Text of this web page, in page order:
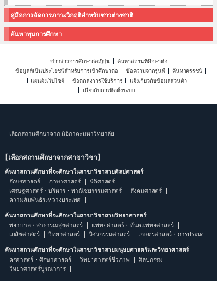
คู่มือการจัดการภาวะวิกฤติสำหรับชาวต่างชาติ
ค้นหาทุนการศึกษา
ข่าวสารการศึกษาต่อญี่ปุ่น
ค้นหาสถานที่ศึกษาต่อ
ข้อมูลที่เป็นประโยชน์สำหรับการเข้าศึกษาต่อ
ข้อความจากรุ่นพี่
ค้นหาดรรชนี
แผนผังเว็บไซต์
ข้อตกลงการใช้บริการ
แจ้งเกี่ยวกับข้อมูลส่วนตัว
เกี่ยวกับการติดตั้งระบบ
เลือกสถานศึกษาจาก นิอิกาตะมหาวิทยาลัย
【เลือกสถานศึกษาจากสาขาวิชา】
ค้นหาสถานศึกษาที่จะศึกษาในสาขาวิชาสายศิลปศาสตร์
อักษรศาสตร์
ภาษาศาสตร์
นิติศาสตร์
เศรษฐศาสตร์・บริหาร・พาณิชยกรรมศาสตร์
สังคมศาสตร์
ความสัมพันธ์ระหว่างประเทศ
ค้นหาสถานศึกษาที่จะศึกษาในสาขาวิชาสายวิทยาศาสตร์
พยาบาล・สาธารณสุขศาสตร์
แพทยศาสตร์・ทันตแพทยศาสตร์
เภสัชศาสตร์
วิทยาศาสตร์ วิศวกรรมศาสตร์ เกษตรศาสตร์・การประมง
ค้นหาสถานศึกษาที่จะศึกษาในสาขาวิชาสายมนุษยศาสตร์และวิทยาศาสตร์
ครุศาสตร์・ศึกษาศาสตร์
วิทยาศาสตร์ชีวภาพ
ศิลปกรรม
วิทยาศาสตร์บูรณาการ